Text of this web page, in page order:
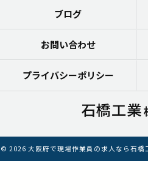
ブログ
お問い合わせ
プライバシーポリシー
© 2026 大阪府で現場作業員の求人なら石橋